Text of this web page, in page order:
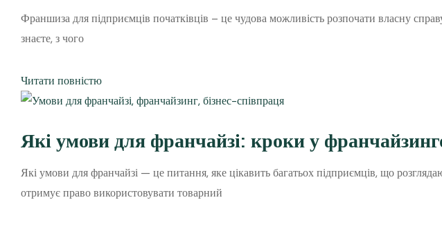
Франшиза для підприємців початківців – це чудова можливість розпочати власну
знаєте, з чого
Читати повністю
Які умови для франчайзі: кроки у
Які умови для франчайзі — це питання, яке цікавить багатьох підприємців, що
отримує право використовувати товарний